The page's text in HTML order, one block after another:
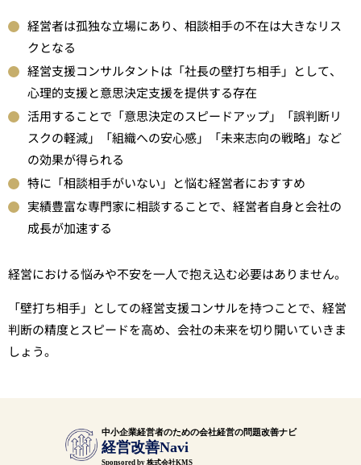
経営者は孤独な立場にあり、相談相手の不在は大きなリス
クとなる
経営支援コンサルタントは「社長の壁打ち相手」として、
心理的支援と意思決定支援を提供する存在
活用することで「意思決定のスピードアップ」「誤判断リ
スクの軽減」「組織への安心感」「未来志向の戦略」など
の効果が得られる
特に「相談相手がいない」と悩む経営者におすすめ
実績豊富な専門家に相談することで、経営者自身と会社の
成長が加速する
経営における悩みや不安を一人で抱え込む必要はありません。
「壁打ち相手」としての経営支援コンサルを持つことで、経営
判断の精度とスピードを高め、会社の未来を切り開いていきま
しょう。
中小企業経営者のための会社経営の問題改善ナビ
経営改善Navi
Sponsored by 株式会社KMS